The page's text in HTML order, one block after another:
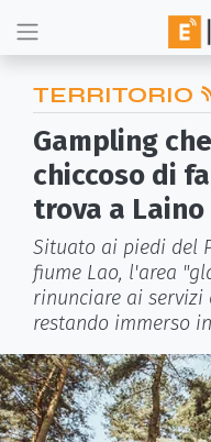
TERRITORIO
Gampling
chiccoso di
trova a Laino
Situato ai piedi del
fiume Lao, l'area
rinunciare ai
restando immerso